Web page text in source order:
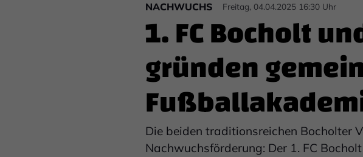
NACHWUCHS Freitag, 04.04.2025 16:30 Uhr
1. FC Bocholt
gründen
Die beiden traditionsreichen Bocholter
Nachwuchsförderung: Der 1. FC